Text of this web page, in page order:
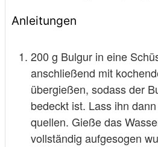
Anleitungen
200 g Bulgur in eine
anschließend mit
übergießen, sodass der
bedeckt ist. Lass ihn
quellen. Gieße das
vollständig aufgesogen